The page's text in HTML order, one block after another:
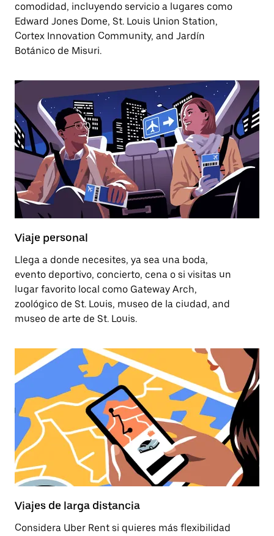
comodidad, incluyendo servicio a lugares como
Edward Jones Dome, St. Louis Union Station,
Cortex Innovation Community, and Jardín
Botánico de Misuri.
Viaje personal
Llega a donde necesites, ya sea una boda,
evento deportivo, concierto, cena o si visitas un
lugar favorito local como Gateway Arch,
zoológico de St. Louis, museo de la ciudad, and
museo de arte de St. Louis.
Viajes de larga distancia
Considera Uber Rent si quieres más flexibilidad